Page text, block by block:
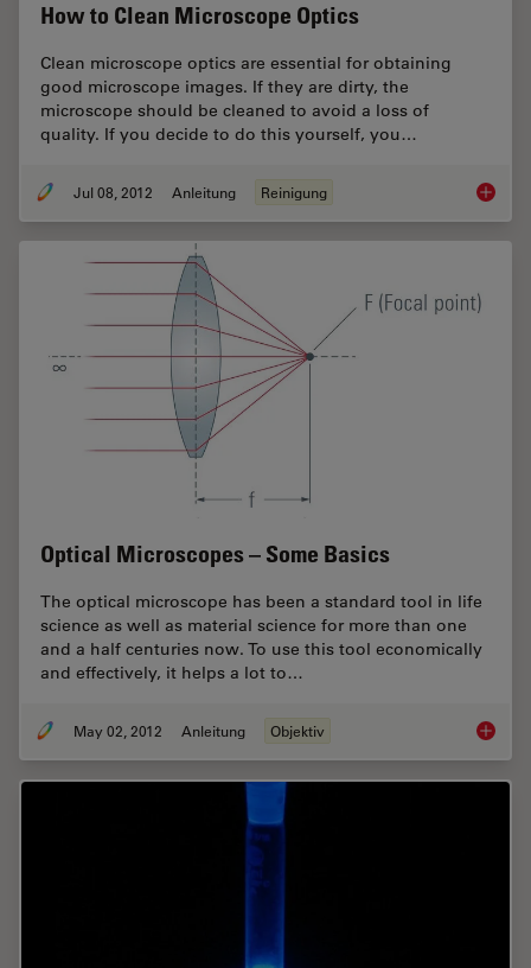
How to Clean Microscope Optics
Clean microscope optics are essential for obtaining
good microscope images. If they are dirty, the
microscope should be cleaned to avoid a loss of
quality. If you decide to do this yourself, you…
Jul 08, 2012 Anleitung Reinigung How to
Optical Microscopes – Some Basics
The optical microscope has been a standard tool in life
science as well as material science for more than one
and a half centuries now. To use this tool economically
and effectively, it helps a lot to…
May 02, 2012 Anleitung Objektiv Optical